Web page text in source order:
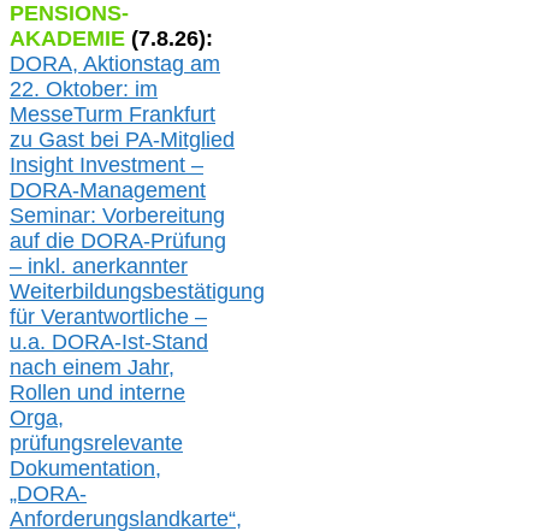
PENSIONS-
AKADEMIE (7.8.26):
DORA, Aktionstag am
22. Oktober: im
MesseTurm Frankfurt
zu Gast bei PA-Mitglied
Insight Investment –
DORA-Management
Seminar: Vorbereitung
auf die DORA-Prüfung
– inkl. anerkannter
Weiterbildungsbestätigung
für Verantwortliche –
u.a. DORA-Ist-Stand
nach einem Jahr,
Rollen und interne
Orga,
prüfungsrelevante
Dokumentation,
„DORA-
Anforderungslandkarte“,